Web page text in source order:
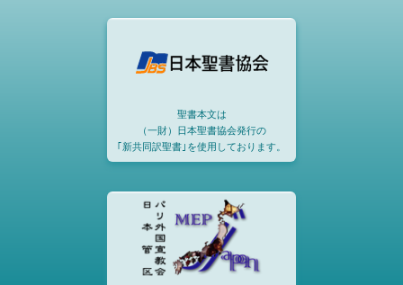
聖書本文は
（一財）日本聖書協会発行の
｢新共同訳聖書｣を使用しております。